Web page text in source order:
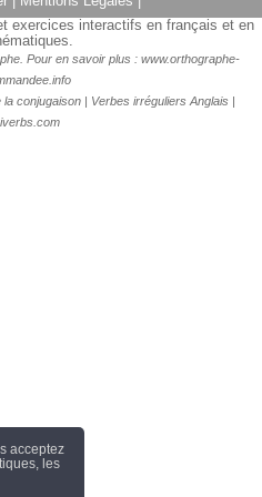
acceptez
les
exercices interactifs en français et en
Pour en savoir plus : www.orthographe-
la conjugaison| Verbes irréguliers Anglais |